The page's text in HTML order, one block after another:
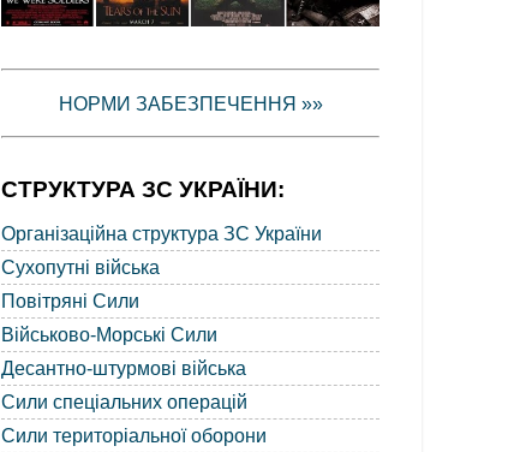
НОРМИ ЗАБЕЗПЕЧЕННЯ »»
СТРУКТУРА ЗС УКРАЇНИ:
Організаційна структура ЗС України
Сухопутні війська
Повітряні Сили
Військово-Морські Сили
Десантно-штурмові війська
Сили спеціальних операцій
Сили територіальної оборони